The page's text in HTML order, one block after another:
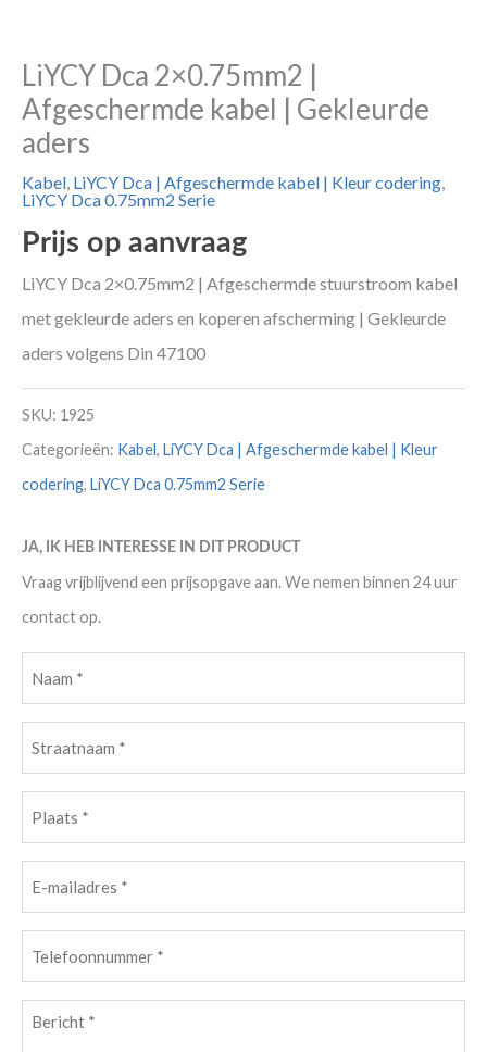
LiYCY Dca 2×0.75mm2 |
Afgeschermde kabel | Gekleurde
aders
Kabel, LiYCY Dca | Afgeschermde kabel | Kleur codering,
LiYCY Dca 0.75mm2 Serie
Prijs op aanvraag
LiYCY Dca 2×0.75mm2 | Afgeschermde stuurstroom kabel
met gekleurde aders en koperen afscherming | Gekleurde
aders volgens Din 47100
SKU: 1925
Categorieën: Kabel, LiYCY Dca | Afgeschermde kabel | Kleur
codering, LiYCY Dca 0.75mm2 Serie
JA, IK HEB INTERESSE IN DIT PRODUCT
Vraag vrijblijvend een prijsopgave aan. We nemen binnen 24 uur
contact op.
(Vereist)
(Vereist)
(Vereist)
mailadres(Vereist)
(Vereist)
Bericht (Vereist)